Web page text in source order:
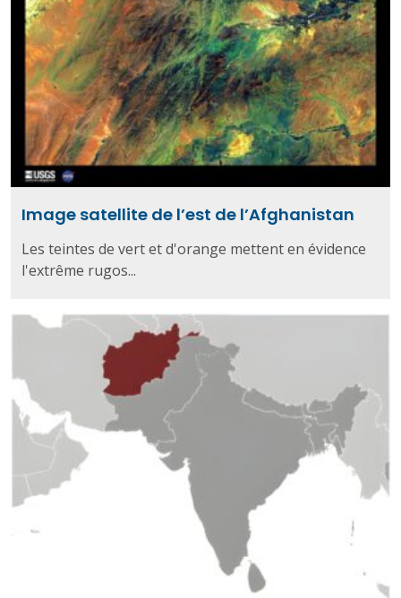
Image satellite de l’est de l’Afghanistan
Les teintes de vert et d'orange mettent en évidence
l'extrême rugos...